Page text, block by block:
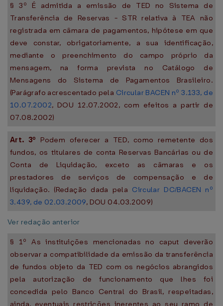
§ 3º É admitida a emissão de TED no Sistema de
Transferência de Reservas - STR relativa à TEA não
registrada em câmara de pagamentos, hipótese em que
deve constar, obrigatoriamente, a sua identificação,
mediante o preenchimento do campo próprio da
mensagem, na forma prevista no Catálogo de
Mensagens do Sistema de Pagamentos Brasileiro.
(Parágrafo acrescentado pela Circular BACEN nº 3.133, de
10.07.2002, DOU 12.07.2002, com efeitos a partir de
07.08.2002)
Art. 3º Podem oferecer a TED, como remetente dos
fundos, os titulares de conta Reservas Bancárias ou de
Conta de Liquidação, exceto as câmaras e os
prestadores de serviços de compensação e de
liquidação. (Redação dada pela Circular DC/BACEN nº
3.439, de 02.03.2009, DOU 04.03.2009)
Ver redação anterior
§ 1º As instituições mencionadas no caput deverão
observar a compatibilidade da emissão da transferência
de fundos objeto da TED com os negócios abrangidos
pela autorização de funcionamento que lhes foi
concedida pelo Banco Central do Brasil, respeitadas,
ainda, eventuais restrições inerentes ao seu ramo de